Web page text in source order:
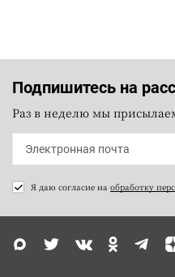
Подпишитесь на
Раз в неделю мы
Я даю согласие на обработку